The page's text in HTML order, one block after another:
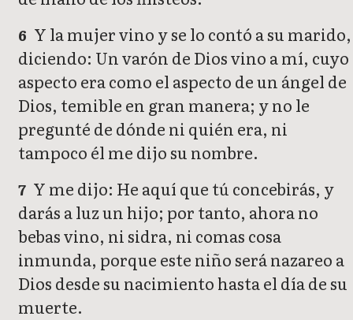
6 Y la mujer vino y se lo contó a su marido,
diciendo: Un varón de Dios vino a mí, cuyo
aspecto era como el aspecto de un ángel de
Dios, temible en gran manera; y no le
pregunté de dónde ni quién era, ni
tampoco él me dijo su nombre.
7 Y me dijo: He aquí que tú concebirás, y
darás a luz un hijo; por tanto, ahora no
bebas vino, ni sidra, ni comas cosa
inmunda, porque este niño será nazareo a
Dios desde su nacimiento hasta el día de su
muerte.